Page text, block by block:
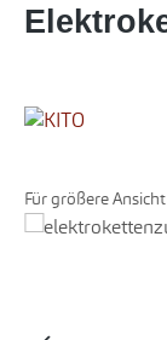
Für größere
Bildergalerie